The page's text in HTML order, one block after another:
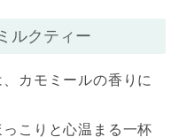
ルクティー
カモミールの香りに
こりと心温まる一杯